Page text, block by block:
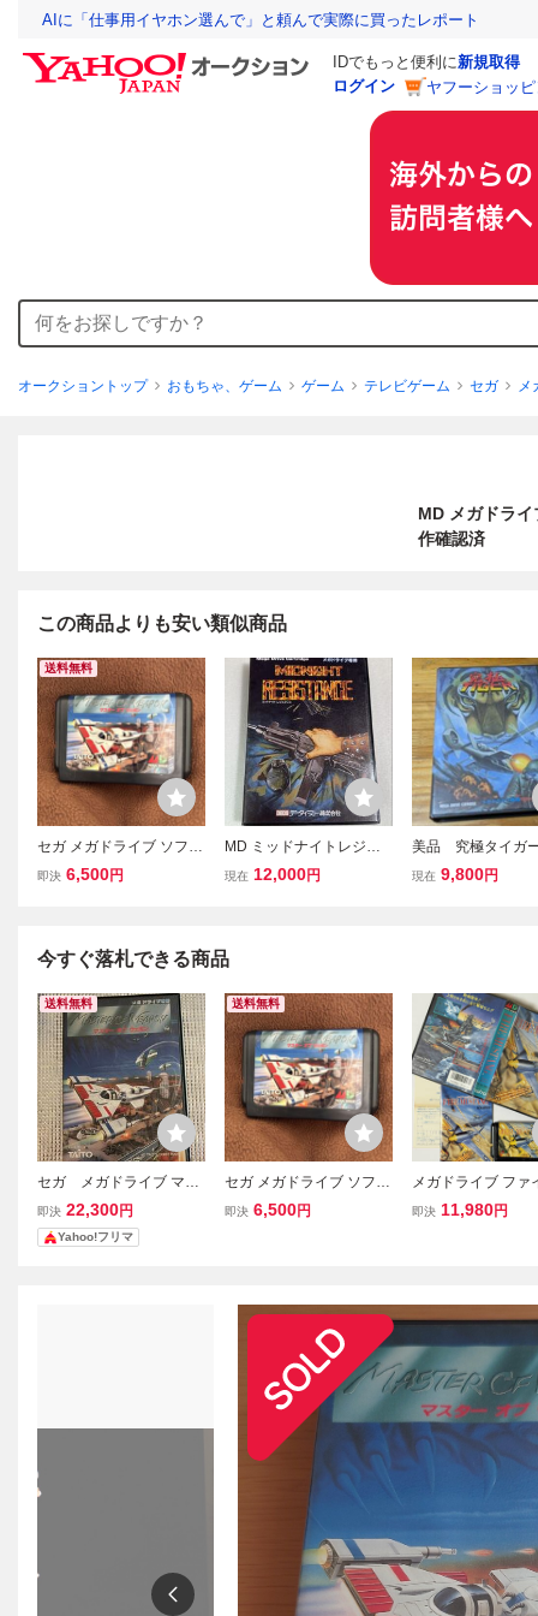
AIに「仕事用イヤホン選んで」と頼んで実際に買ったレポート
IDでもっと便利に新規取得
ログイン
ヤフーショッ
オークショントップ おもちゃ、ゲーム ゲーム テレビゲーム セガ メ
MD メガドラ
作確認済
この商品よりも安い類似商品
送料無料
セガ メガドライブ ソフト
のみ マスターオブウエ
即決 6,500円
MD ミッドナイトレジス
タンス メガドライブ
現在 12,000円
美品 究極タイガ
説あり レトロフ
現在 9,800円
今すぐ落札できる商品
送料無料
セガ メガドライブ マス
ターオブウェポン TAITO
MASTER OF WEAPON マ
スター オブ ウェポ
即決 22,300円
Yahoo!フリマ
送料無料
セガ メガドライブ ソフト
のみ マスターオブウエ
即決 6,500円
メガドライブ ファ
ムスタング はが
即決 11,980円